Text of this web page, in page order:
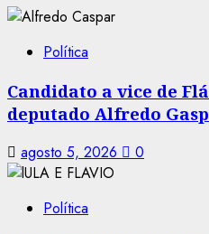
Política
Candidato a vice de
deputado Alfredo
agosto 5, 2026 0
Política